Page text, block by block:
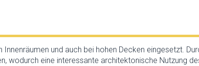
und auch bei hohen Decken eingesetzt.
wodurch eine interessante architektonische Nutzung